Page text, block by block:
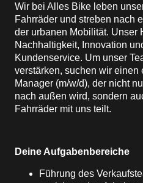
Wir bei Alles Bike leben
Fahrräder und streben nach
der urbanen Mobilität. Unser
Nachhaltigkeit, Innovation
Kundenservice. Um unser
verstärken, suchen wir einen
Manager (m/w/d), der nicht
nach außen wird, sondern
Fahrräder mit uns teilt.
Deine Aufgabenbereiche
Führung des